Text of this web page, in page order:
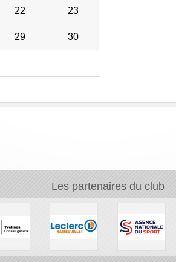
22 23
29 30
Les partenaires du club